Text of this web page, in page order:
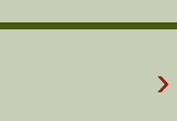
›